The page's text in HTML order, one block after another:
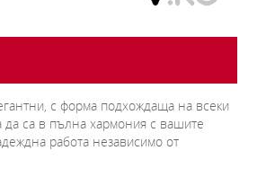
с форма подхождаща на всеки
да са в пълна хармония с вашите
работа независимо от